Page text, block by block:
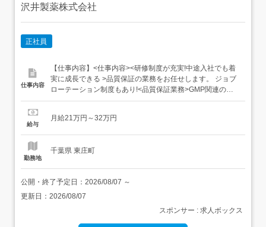
沢井製薬株式会社
正社員
仕事内容
【仕事内容】<仕事内容><研修制度が充実!中途入社でも着
実に成長できる >品質保証の業務をお任せします。 ジョブ
ローテーション制度もあり!<品質保証業務>GMP関連の管
理業務逸脱・手順変更の管理供給業者の監査・折衝規制当
試験が確実にできるかどうかの試験前検討分析中に発見し
給与
月給21万円～32万円
勤務地
千葉県 東庄町
公開・終了予定日： 2026/08/07 ～
更新日： 2026/08/07
スポンサー : 求人ボックス